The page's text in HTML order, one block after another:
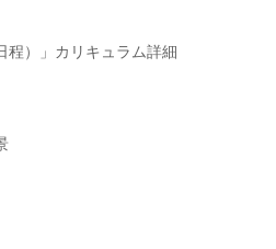
程）」カリキュラム詳細